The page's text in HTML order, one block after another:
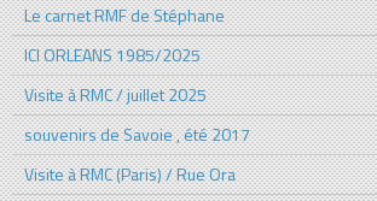
Le carnet RMF de Stéphane
ICI ORLEANS 1985/2025
Visite à RMC / juillet 2025
souvenirs de Savoie , été 2017
Visite à RMC (Paris) / Rue Ora